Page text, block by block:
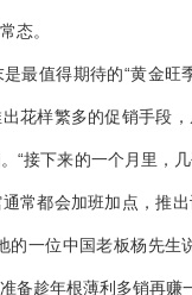
态。
值得期待的“黄金旺
花样繁多的促销手段
“接下来的一个月里，
常都会加班加点，推出
的一位中国老板杨先生
备趁年根薄利多销再赚